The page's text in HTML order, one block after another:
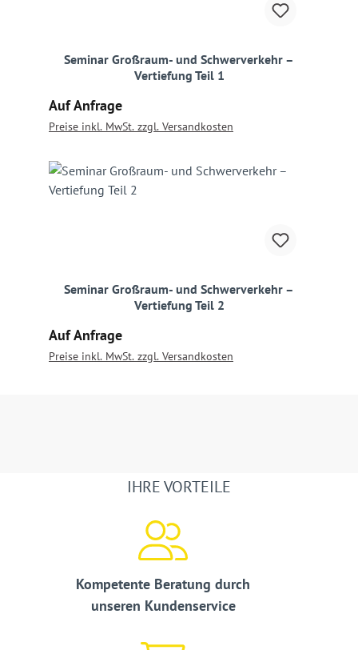
Seminar Großraum- und Schwerverkehr –
Vertiefung Teil 1
Regulärer Preis:
Auf Anfrage
Preise inkl. MwSt. zzgl. Versandkosten
Seminar Großraum- und Schwerverkehr –
Vertiefung Teil 2
Regulärer Preis:
Auf Anfrage
Preise inkl. MwSt. zzgl. Versandkosten
IHRE VORTEILE
Kompetente Beratung durch
unseren Kundenservice